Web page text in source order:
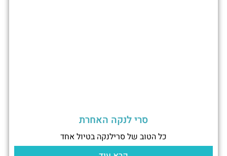
סרי לנקה האחרת
כל הטוב של סרילנקה בטיול אחד